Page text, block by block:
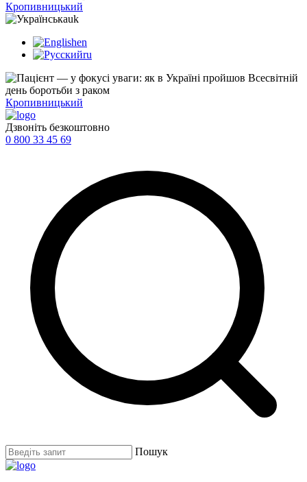
Кропивницький
uk
en
ru
Кропивницький
Дзвоніть безкоштовно
0 800 33 45 69
Пошук